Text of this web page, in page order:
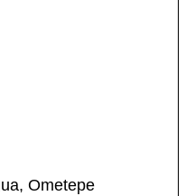
Ometepe